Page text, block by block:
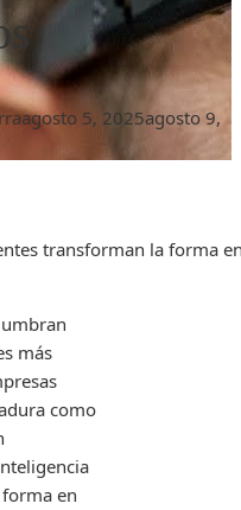
agosto 5, 2025agosto 9,
transforman la forma
más
como
en